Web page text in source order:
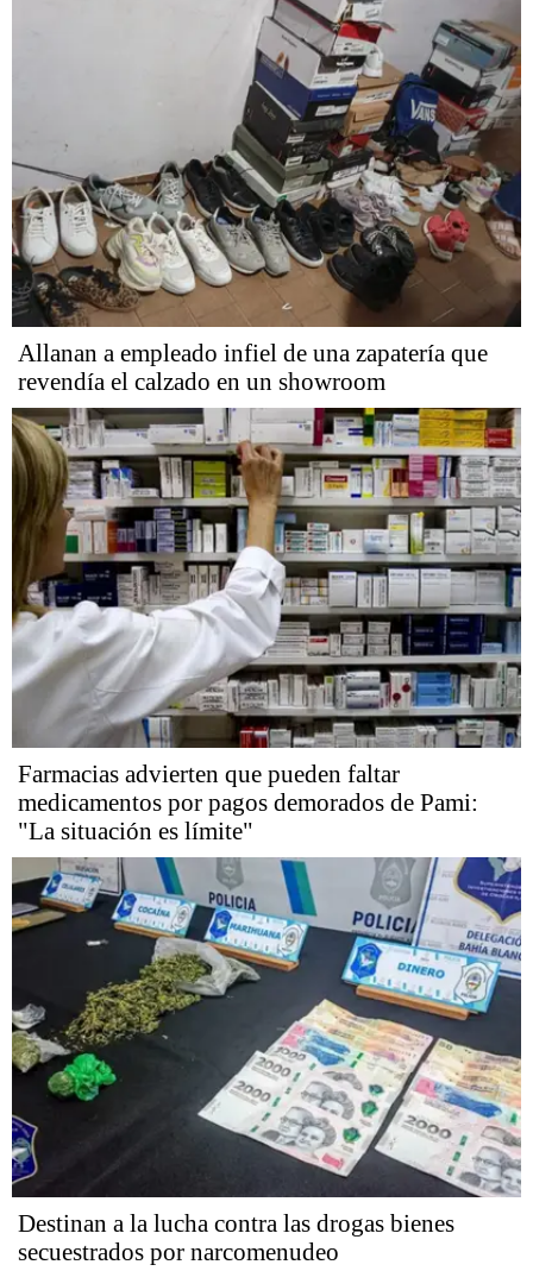
Allanan a empleado infiel de una zapatería que
revendía el calzado en un showroom
Farmacias advierten que pueden faltar
medicamentos por pagos demorados de Pami:
"La situación es límite"
Destinan a la lucha contra las drogas bienes
secuestrados por narcomenudeo